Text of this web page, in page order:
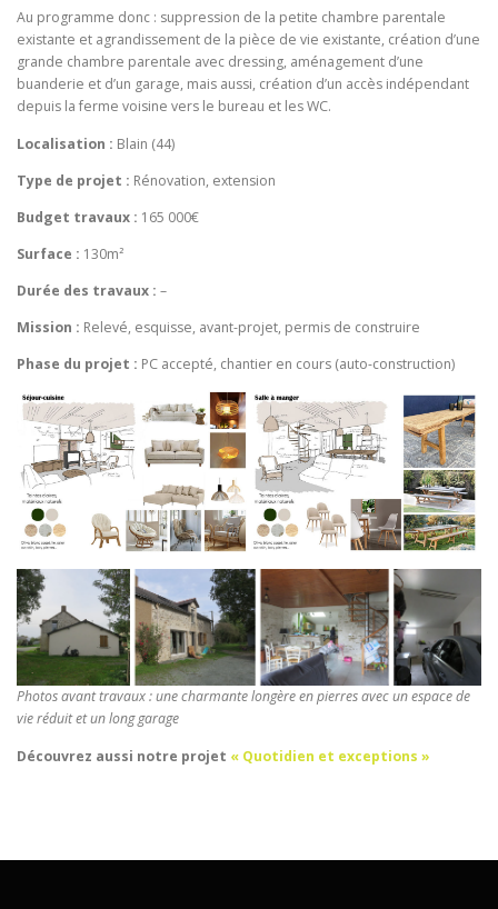
Au programme donc : suppression de la petite chambre parentale
existante et agrandissement de la pièce de vie existante, création d’une
grande chambre parentale avec dressing, aménagement d’une
buanderie et d’un garage, mais aussi, création d’un accès indépendant
depuis la ferme voisine vers le bureau et les WC.
Localisation : Blain (44)
Type de projet : Rénovation, extension
Budget travaux : 165 000€
Surface : 130m²
Durée des travaux : –
Mission : Relevé, esquisse, avant-projet, permis de construire
Phase du projet : PC accepté, chantier en cours (auto-construction)
Photos avant travaux : une charmante longère en pierres avec un espace de
vie réduit et un long garage
Découvrez aussi notre projet « Quotidien et exceptions »